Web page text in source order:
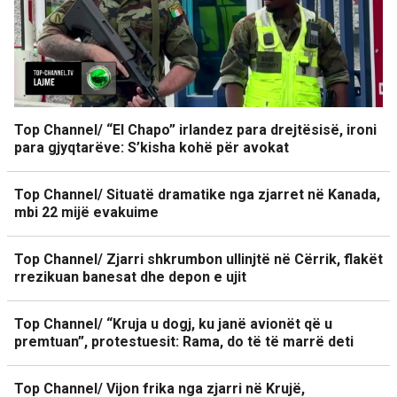
Top Channel/ “El Chapo” irlandez para drejtësisë, ironi
para gjyqtarëve: S’kisha kohë për avokat
Top Channel/ Situatë dramatike nga zjarret në Kanada,
mbi 22 mijë evakuime
Top Channel/ Zjarri shkrumbon ullinjtë në Cërrik, flakët
rrezikuan banesat dhe depon e ujit
Top Channel/ “Kruja u dogj, ku janë avionët që u
premtuan”, protestuesit: Rama, do të të marrë deti
Top Channel/ Vijon frika nga zjarri në Krujë,